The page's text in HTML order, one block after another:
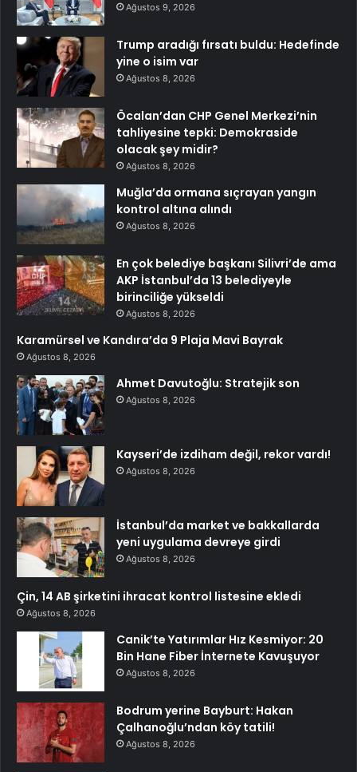
Ağustos 9, 2026
Trump aradığı fırsatı buldu: Hedefinde
yine o isim var
Ağustos 8, 2026
Öcalan’dan CHP Genel Merkezi’nin
tahliyesine tepki: Demokraside
olacak şey midir?
Ağustos 8, 2026
Muğla’da ormana sıçrayan yangın
kontrol altına alındı
Ağustos 8, 2026
En çok belediye başkanı Silivri’de ama
AKP İstanbul’da 13 belediyeyle
birinciliğe yükseldi
Ağustos 8, 2026
Karamürsel ve Kandıra’da 9 Plaja Mavi Bayrak
Ağustos 8, 2026
Ahmet Davutoğlu: Stratejik son
Ağustos 8, 2026
Kayseri’de izdiham değil, rekor vardı!
Ağustos 8, 2026
İstanbul’da market ve bakkallarda
yeni uygulama devreye girdi
Ağustos 8, 2026
Çin, 14 AB şirketini ihracat kontrol listesine ekledi
Ağustos 8, 2026
Canik’te Yatırımlar Hız Kesmiyor: 20
Bin Hane Fiber İnternete Kavuşuyor
Ağustos 8, 2026
Bodrum yerine Bayburt: Hakan
Çalhanoğlu’ndan köy tatili!
Ağustos 8, 2026